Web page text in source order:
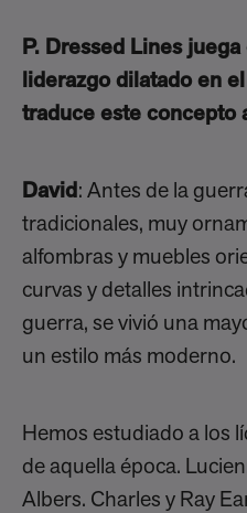
P. Dressed Lines
liderazgo dilatado en
traduce este concepto
David : Antes de la
tradicionales, muy
alfombras y muebles
curvas y detalles
guerra, se vivió una
un estilo más moderno.
Hemos estudiado a los
de aquella época.
Albers. Charles y Ray